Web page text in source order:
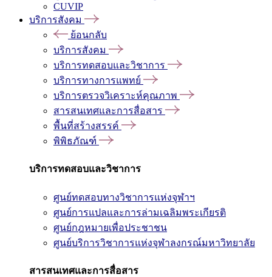
CUVIP
บริการสังคม
ย้อนกลับ
บริการสังคม
บริการทดสอบและวิชาการ
บริการทางการแพทย์
บริการตรวจวิเคราะห์คุณภาพ
สารสนเทศและการสื่อสาร
พื้นที่สร้างสรรค์
พิพิธภัณฑ์
บริการทดสอบและวิชาการ
ศูนย์ทดสอบทางวิชาการแห่งจุฬาฯ
ศูนย์การแปลและการล่ามเฉลิมพระเกียรติ
ศูนย์กฎหมายเพื่อประชาชน
ศูนย์บริการวิชาการแห่งจุฬาลงกรณ์มหาวิทยาลัย
สารสนเทศและการสื่อสาร